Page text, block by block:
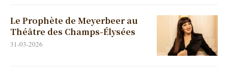
Le Prophète de Meyerbeer au
Théâtre des Champs-Élysées
31-03-2026